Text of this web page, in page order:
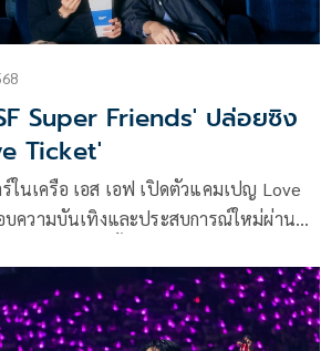
Super Friends' ปล่อยซิง
Ticket'
ในเครือ เอส เอฟ เปิดตัวแคมเปญ Love
บความบันเทิงและประสบการณ์ใหม่ผ่าน
ก่ เต-ตะวัน วิหครัตน์, นนน-กรภัทร์ เกิด
-นรวิชญ์ ฐิติเจริญรักษ์ และ โฟร์ท-ณัฐ
ธิกุล ได้รับภารกิจ Super Mission ร่วมกัน